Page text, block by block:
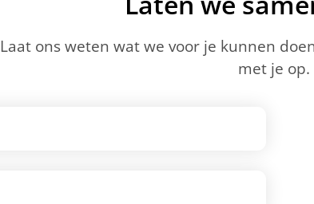
Laat ons weten wat we voor je kunnen
met je op.